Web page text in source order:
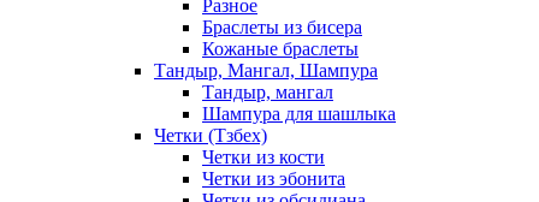
Разное
Браслеты из бисера
Кожаные браслеты
Тандыр, Мангал, Шампура
Тандыр, мангал
Шампура для шашлыка
Четки (Тзбех)
Четки из кости
Четки из эбонита